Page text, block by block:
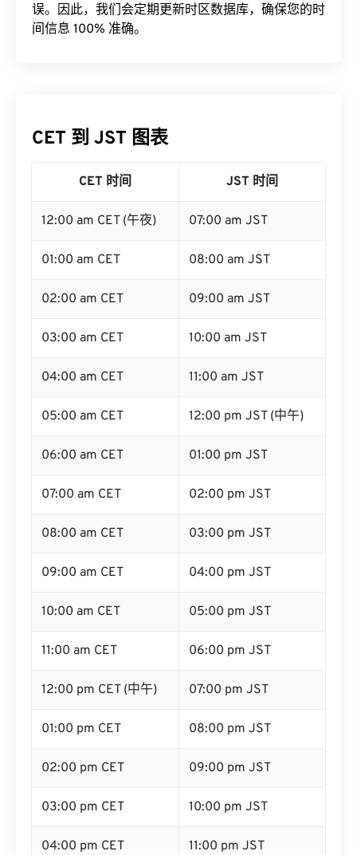
误。因此，我们会定期更新时区数据库，确保您的时
间信息 100% 准确。
CET 到 JST 图表
CET 时间 JST 时间
12:00 am CET (午夜) 07:00 am JST
01:00 am CET 08:00 am JST
02:00 am CET 09:00 am JST
03:00 am CET 10:00 am JST
04:00 am CET 11:00 am JST
05:00 am CET 12:00 pm JST (中午)
06:00 am CET 01:00 pm JST
07:00 am CET 02:00 pm JST
08:00 am CET 03:00 pm JST
09:00 am CET 04:00 pm JST
10:00 am CET 05:00 pm JST
11:00 am CET 06:00 pm JST
12:00 pm CET (中午) 07:00 pm JST
01:00 pm CET 08:00 pm JST
02:00 pm CET 09:00 pm JST
03:00 pm CET 10:00 pm JST
04:00 pm CET 11:00 pm JST